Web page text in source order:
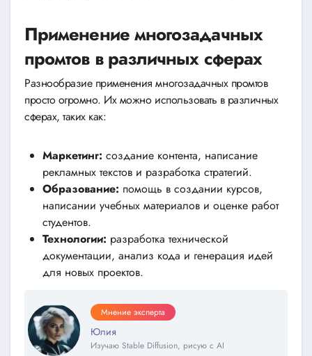
Применение многозадачных
промтов в различных сферах
Разнообразие применения многозадачных промтов
просто огромно. Их можно использовать в различных
сферах, таких как:
Маркетинг: создание контента, написание
рекламных текстов и разработка стратегий.
Образование: помощь в создании курсов,
написании учебных материалов и оценке работ
студентов.
Технологии: разработка технической
документации, анализ кода и генерация идей
для новых проектов.
Мнение эксперта
Юлия
Изучаю Stable Diffusion, рисую с AI